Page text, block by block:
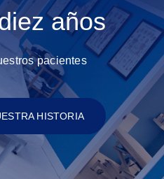
años
pacientes
HISTORIA